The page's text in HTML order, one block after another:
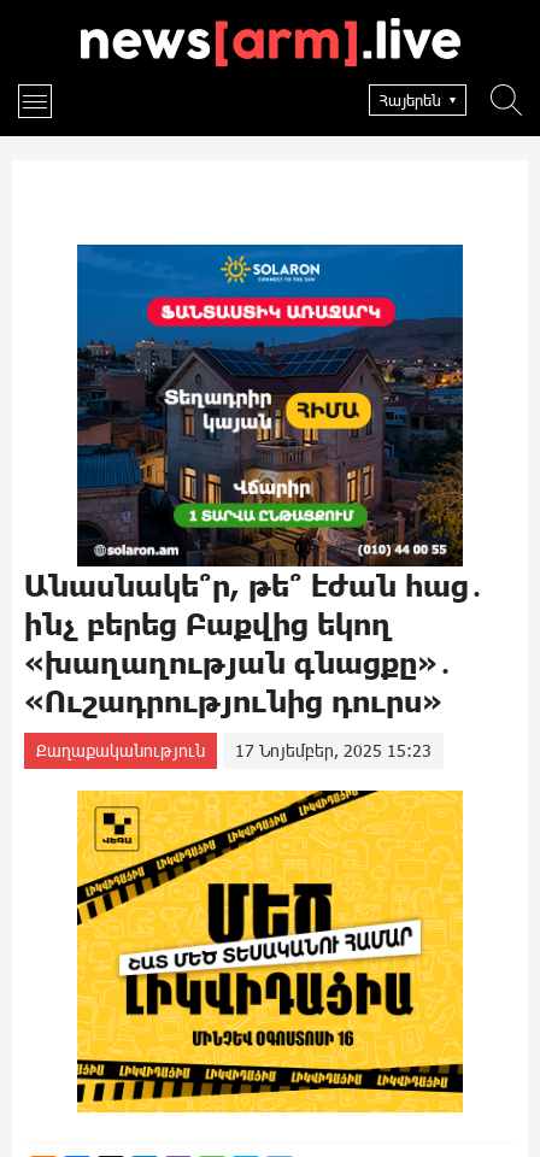
Հայերեն
Անասնակե՞ր, թե՞ էժան հաց․
ինչ բերեց Բաքվից եկող
«խաղաղության գնացքը»․
«Ուշադրությունից դուրս»
Քաղաքականություն 17 Նոյեմբեր, 2025 15:23